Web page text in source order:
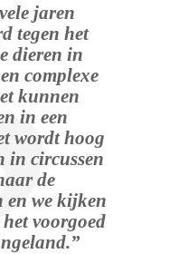
jaren
tegen het
dieren in
complexe
kunnen
in een
wordt hoog
in circussen
de
en we kijken
voorgoed